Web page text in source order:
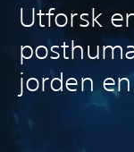
Utforsk
jorden